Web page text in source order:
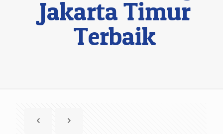
Jakarta Timur
Terbaik